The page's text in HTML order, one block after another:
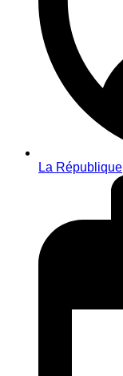
La République